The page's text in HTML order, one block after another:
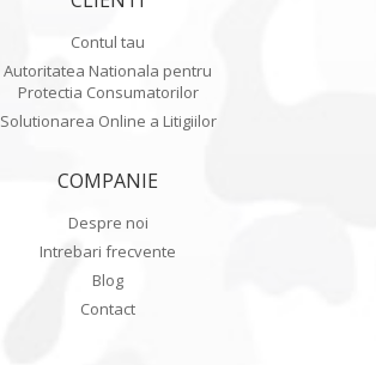
Contul tau
Autoritatea Nationala pentru
Protectia Consumatorilor
Solutionarea Online a Litigiilor
COMPANIE
Despre noi
Intrebari frecvente
Blog
Contact